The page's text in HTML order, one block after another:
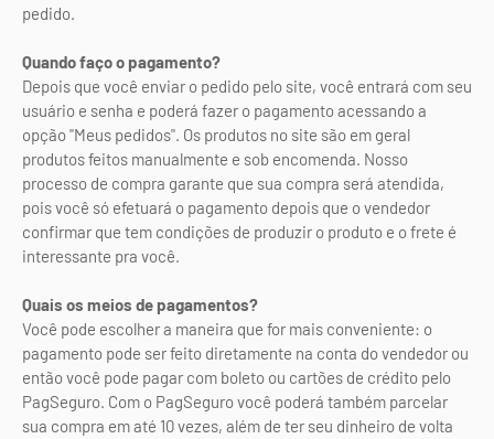
pedido.
Quando faço o pagamento?
Depois que você enviar o pedido pelo site, você entrará com seu
usuário e senha e poderá fazer o pagamento acessando a
opção "Meus pedidos". Os produtos no site são em geral
produtos feitos manualmente e sob encomenda. Nosso
processo de compra garante que sua compra será atendida,
pois você só efetuará o pagamento depois que o vendedor
confirmar que tem condições de produzir o produto e o frete é
interessante pra você.
Quais os meios de pagamentos?
Você pode escolher a maneira que for mais conveniente: o
pagamento pode ser feito diretamente na conta do vendedor ou
então você pode pagar com boleto ou cartões de crédito pelo
PagSeguro. Com o PagSeguro você poderá também parcelar
sua compra em até 10 vezes, além de ter seu dinheiro de volta